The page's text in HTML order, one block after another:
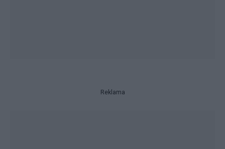
Reklama